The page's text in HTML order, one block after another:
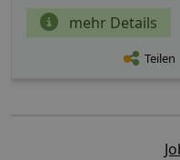
mehr Details
Teilen